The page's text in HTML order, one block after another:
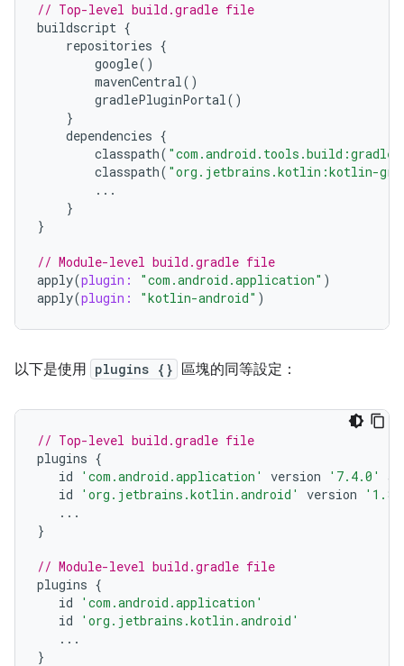
// Top-level build.gradle file
buildscript {
repositories {
google()
mavenCentral()
gradlePluginPortal()
}
dependencies {
classpath(
classpath( "org.jetbrains.kotlin:kotlin-
...
}
}
// Module-level build.gradle file
apply(plugin: "com.android.application" )
apply(plugin: "kotlin-android" )
以下是使用 plugins {} 區塊的同等設定：
// Top-level build.gradle file
plugins {
id
'com.android.application' version '7.4.0'
id
'org.jetbrains.kotlin.android' version
...
}
// Module-level build.gradle file
plugins {
id
'com.android.application'
id
'org.jetbrains.kotlin.android'
...
}